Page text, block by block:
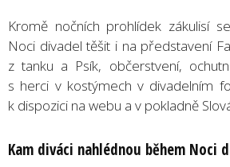
Kromě nočních prohlídek zákulisí
Noci divadel těšit i na představení
z tanku a Psík, občerstvení,
s herci v kostýmech v divadelním
k dispozici na webu a v pokladně
Kam diváci nahlédnou během Noci